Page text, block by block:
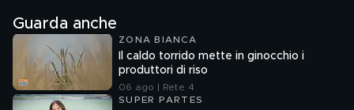
Guarda anche
ZONA BIANCA
Il caldo torrido mette in ginocchio i
produttori di riso
06 ago | Rete 4
SUPER PARTES